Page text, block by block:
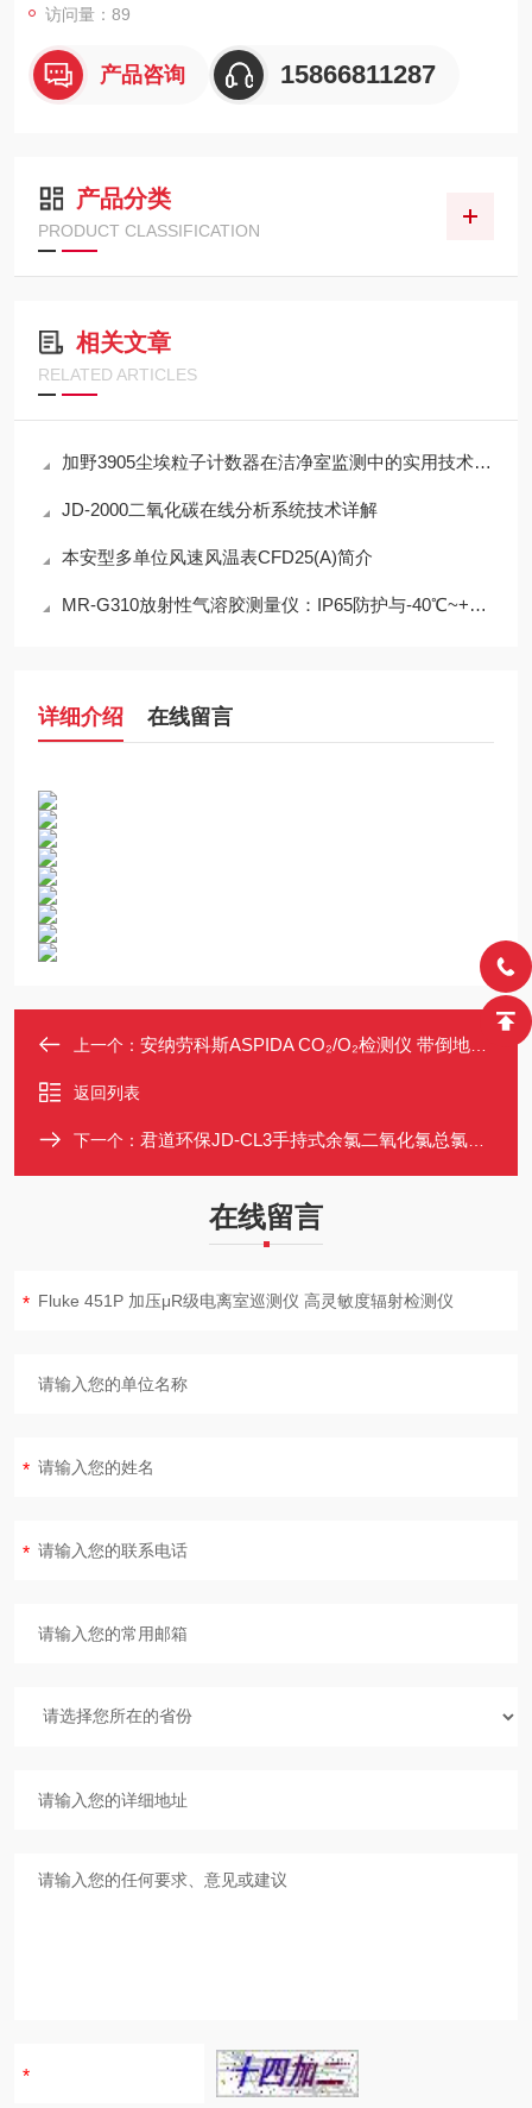
访问量：89
产品咨询 15866811287
产品分类
PRODUCT CLASSIFICATION
相关文章
RELATED ARTICLES
加野3905尘埃粒子计数器在洁净室监测中的实用技术解析
JD-2000二氧化碳在线分析系统技术详解
本安型多单位风速风温表CFD25(A)简介
MR-G310放射性气溶胶测量仪：IP65防护与-40℃~+50℃宽温工作能力
详细介绍 在线留言
上一个： 安纳劳科斯ASPIDA CO₂/O₂检测仪 带倒地报警 适用于密闭空间
返回列表
下一个： 君道环保JD-CL3手持式余氯二氧化氯总氯三合一检测仪
在线留言